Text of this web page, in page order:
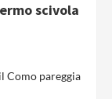
scivola
Como pareggia